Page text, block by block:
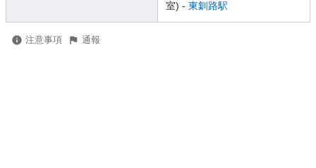
室) - 東釧路駅
注意事項 通報